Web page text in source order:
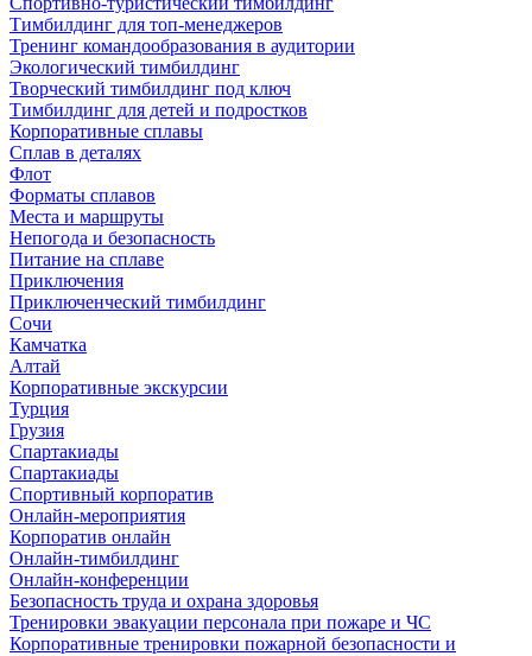
Тимбилдинг для топ-менеджеров
Тренинг командообразования в аудитории
Экологический тимбилдинг
Творческий тимбилдинг под ключ
Тимбилдинг для детей и подростков
Корпоративные сплавы
Сплав в деталях
Флот
Форматы сплавов
Места и маршруты
Непогода и безопасность
Питание на сплаве
Приключения
Приключенческий тимбилдинг
Сочи
Камчатка
Алтай
Корпоративные экскурсии
Турция
Грузия
Спартакиады
Спартакиады
Спортивный корпоратив
Онлайн-мероприятия
Корпоратив онлайн
Онлайн-тимбилдинг
Онлайн-конференции
Безопасность труда и охрана здоровья
Тренировки эвакуации персонала при пожаре и ЧС
Корпоративные тренировки пожарной безопасности и